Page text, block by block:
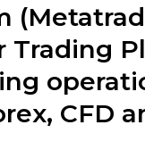
Trading
CFD